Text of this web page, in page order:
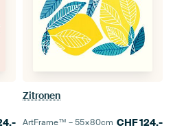
Zitronen
ArtFrame™ –55×80cm CHF124.-